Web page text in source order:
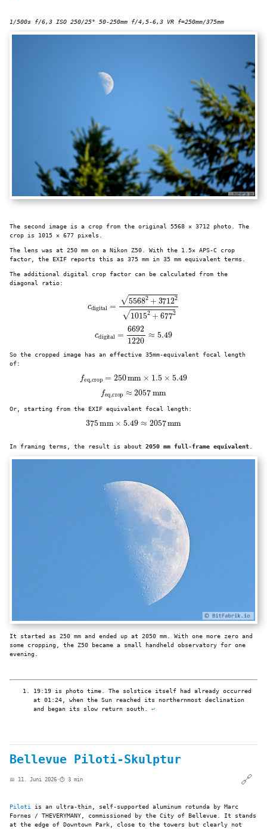
1/500s f/6,3 ISO 250/25° 50-250mm f/4,5-6,3 VR f=250mm/375mm
The second image is a crop from the original 5568 × 3712 photo. The
crop is 1015 × 677 pixels.
The lens was at 250 mm on a Nikon Z50. With the 1.5× APS-C crop
factor, the EXIF reports this as 375 mm in 35 mm equivalent terms.
The additional digital crop factor can be calculated from the
diagonal ratio:
2+3712210152+
66921220
So the cropped image has an effective 35mm-equivalent focal length
of:
eq,crop=250 ×1.5× 5.49
f
eq,crop≈2057
Or, starting from the EXIF equivalent focal length:
mm × 5.49 ≈ 2057mm
In framing terms, the result is about 2050 mm full-frame equivalent
It started as 250 mm and ended up at 2050 mm. With one more zero and
some cropping, the Z50 became a small handheld observatory for one
evening.
19:19 is photo time. The solstice itself had already occurred
at 01:24, when the Sun reached its northernmost declination
and began its slow return south. ↩
Bellevue Piloti-Skulptur
📅 11. Juni 2026 ·⏱️ 3 min 🔗
Piloti is an ultra-thin, self-supported aluminum rotunda by Marc
Fornes / THEVERYMANY, commissioned by the City of Bellevue. It stands
at the edge of Downtown Park, close to the towers but clearly not